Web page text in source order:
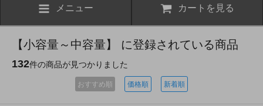
メニュー カートを見る
【小容量～中容量】 に登録されている商品
132件の商品が見つかりました
おすすめ順 価格順 新着順